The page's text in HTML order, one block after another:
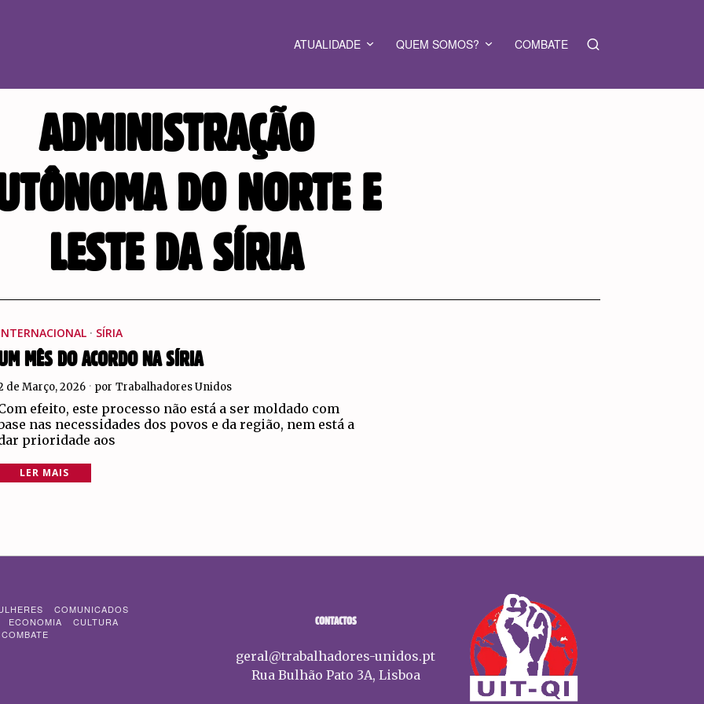
ATUALIDADE QUEM SOMOS? COMBATE
ADMINISTRAÇÃO
DO NORTE E
LESTE DA SÍRIA
· SÍRIA
MÊS DO ACORDO NA SÍRIA
de Março, 2026 por Trabalhadores Unidos
efeito, este processo não está a ser moldado com
nas necessidades dos povos e da região, nem está a
prioridade aos
LER MAIS
COMUNICADOS
ECONOMIA
CULTURA
CONTACTOS
geral@trabalhadores-unidos.pt
Rua Bulhão Pato 3A, Lisboa